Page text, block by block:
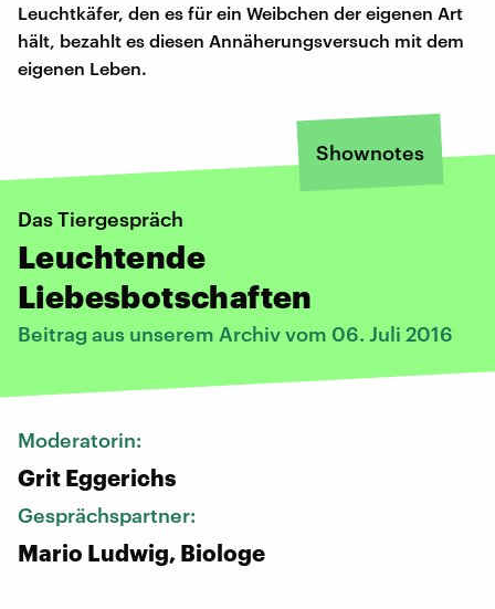
Leuchtkäfer, den es für ein Weibchen der eigenen Art
hält, bezahlt es diesen Annäherungsversuch mit dem
eigenen Leben.
Shownotes
Das Tiergespräch
Leuchtende
Liebesbotschaften
Beitrag aus unserem Archiv vom 06. Juli 2016
Moderatorin:
Grit Eggerichs
Gesprächspartner:
Mario Ludwig, Biologe